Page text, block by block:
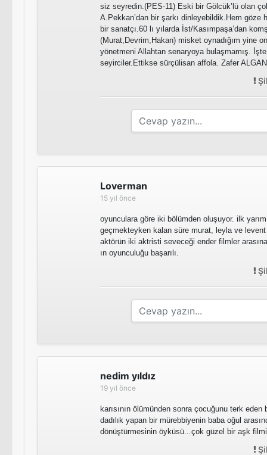
siz seyredin.(PES-11) Eski bir Gölcük’lü olan
A.Pekkan’dan bir şarkı dinleyebildik.Hem göze
bir sanatçı.60 lı yılarda İst/Kasımpaşa’dan
(Murat,Devrim,Hakan) misket oynadığım yine
yönetmeni Allahtan senaryoya bulaşmamış.
seyirciler.Ettikse sürçülisan affola. Zafer ALGAN
Loverman
15 yıl önce
oyunculara göre iki bölümden oluşuyor. ilk
geçmekteyken kalan süre murat, leyla ve levent
aktörün iki aktristi seveceği ender filmler
ın oyunculuğu başarılı.
nedim yıldız
19 yıl önce
karısının ölümünden sonra çocuğunu terk
dadılık yapan bir mürebbiyenin baba oğul
dönüştürmesinin öyküsü...çok güzel bir aşk